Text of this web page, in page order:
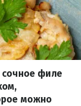
филе
можно